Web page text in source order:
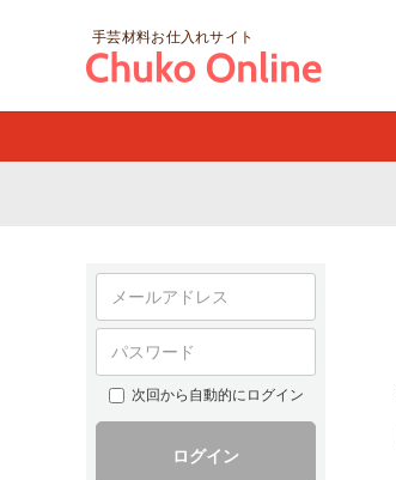
手芸材料お仕入れサイト
次回から自動的にログイン
ログイン